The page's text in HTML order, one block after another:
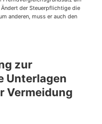
der Steuerpflichtige die
anderen, muss er auch den
zur
Unterlagen
Vermeidung